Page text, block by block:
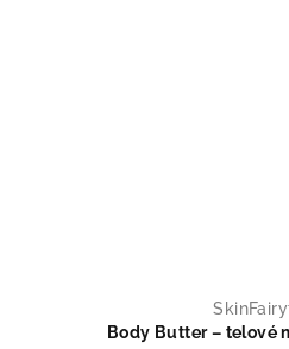
Body Butter – telové